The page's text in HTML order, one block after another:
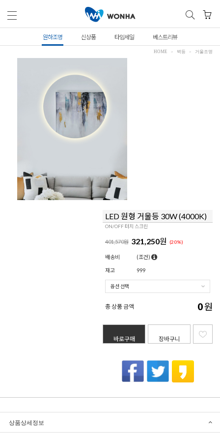
원하조명 신상품 타임세일 베스트리뷰
HOME 벽등 거울조명
LED 원형 거울등 30W (4000K)
ON/OFF 터치 스크린
401,570원 321,250원 (20%)
배송비 (조건)
재고 999
총 상품 금액 0원
바로구매 장바구니
상품상세정보